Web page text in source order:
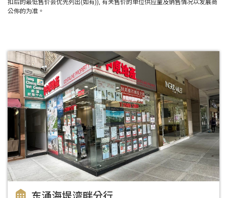
扣后的最低售价会优先列出(如有)), 有关售价的单位供应量及销售情况以发展商
公佈的为准。